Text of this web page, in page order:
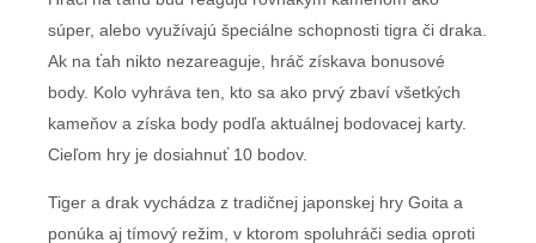
súper, alebo využívajú špeciálne schopnosti tigra či draka.
Ak na ťah nikto nezareaguje, hráč získava bonusové
body. Kolo vyhráva ten, kto sa ako prvý zbaví všetkých
kameňov a získa body podľa aktuálnej bodovacej karty.
Cieľom hry je dosiahnuť 10 bodov.
Tiger a drak vychádza z tradičnej japonskej hry Goita a
ponúka aj tímový režim, v ktorom spoluhráči sedia oproti